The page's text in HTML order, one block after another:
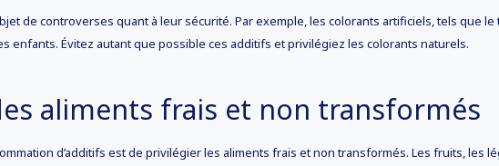
de controverses quant à leur sécurité. Par exemple, les colorants artificiels, tels que
enfants. Évitez autant que possible ces additifs et privilégiez les colorants naturels.
aliments frais et non transformés
d’additifs est de privilégier les aliments frais et non transformés. Les fruits,